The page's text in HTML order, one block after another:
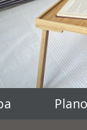
Plano